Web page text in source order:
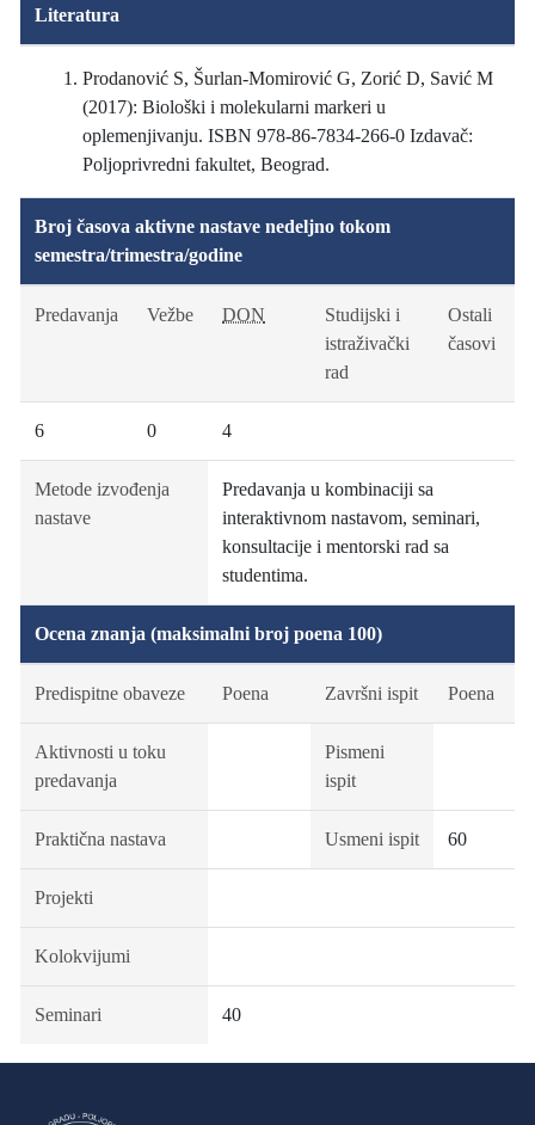
Literatura
Prodanović S, Šurlan-Momirović G, Zorić D, Savić M
(2017): Biološki i molekularni markeri u
oplemenjivanju. ISBN 978-86-7834-266-0 Izdavač:
Poljoprivredni fakultet, Beograd.
Broj časova aktivne nastave nedeljno tokom
semestra/trimestra/godine
Predavanja Vežbe DON
Studijski i
istraživački
rad
Ostali
časovi
6 0 4
Metode izvođenja
nastave
Predavanja u kombinaciji sa
interaktivnom nastavom, seminari,
konsultacije i mentorski rad sa
studentima.
Ocena znanja (maksimalni broj poena 100)
Predispitne obaveze Poena Završni ispit Poena
Aktivnosti u toku
predavanja
Pismeni
ispit
Praktična nastava Usmeni ispit 60
Projekti
Kolokvijumi
Seminari 40